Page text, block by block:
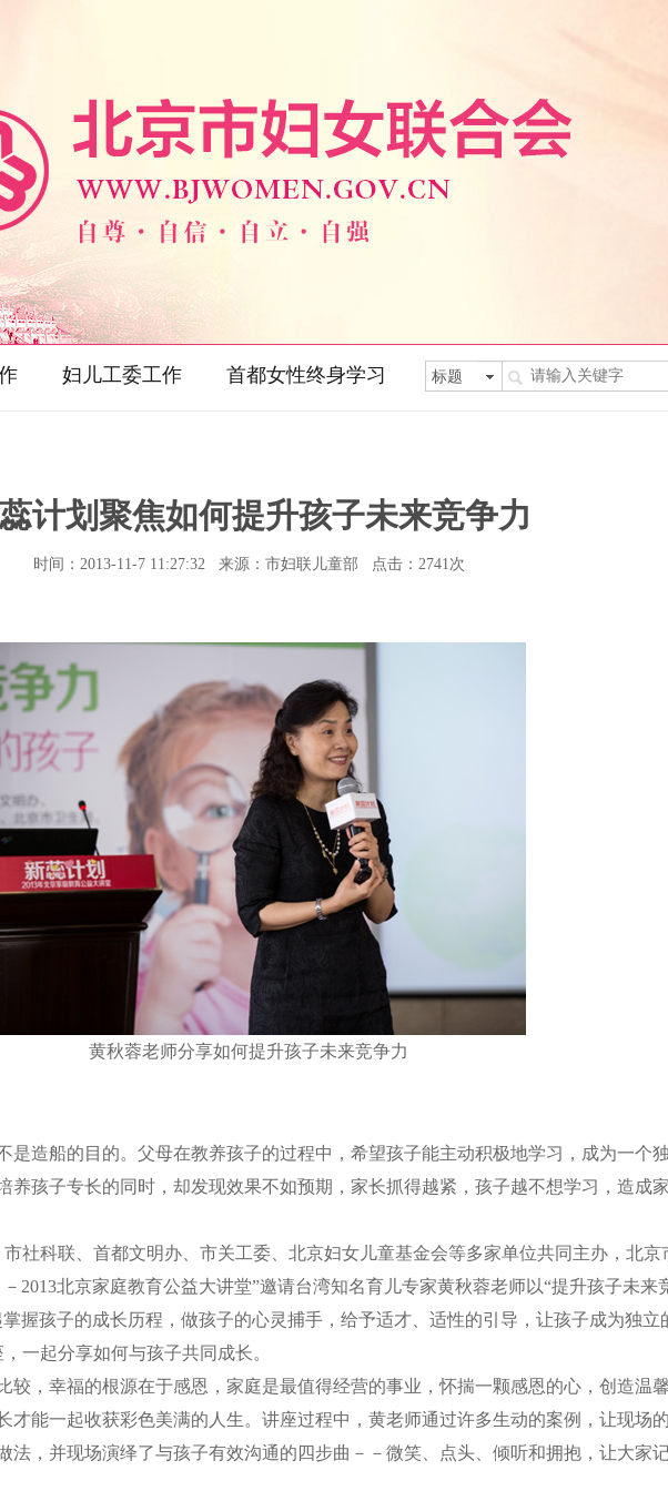
妇儿工委工作 首都女性终身学习
计划聚焦如何提升孩子未来竞争力
时间：2013-11-7 11:27:32 来源：市妇联儿童部 点击： 2741次
黄秋蓉老师分享如何提升孩子未来竞争力
船的目的。父母在教养孩子的过程中，希望孩子能主动积极地学习，成为一个独
养孩子专长的同时，却发现效果不如预期，家长抓得越紧，孩子越不想学习，造成
科联、首都文明办、市关工委、北京妇女儿童基金会等多家单位共同主办，北京
2013北京家庭教育公益大讲堂”邀请台湾知名育儿专家黄秋蓉老师以“提升孩子未来
握孩子的成长历程，做孩子的心灵捕手，给予适才、适性的引导，让孩子成为独立
一起分享如何与孩子共同成长。
幸福的根源在于感恩，家庭是最值得经营的事业，怀揣一颗感恩的心，创造温
才能一起收获彩色美满的人生。讲座过程中，黄老师通过许多生动的案例，让现场
法，并现场演绎了与孩子有效沟通的四步曲－－微笑、点头、倾听和拥抱，让大家